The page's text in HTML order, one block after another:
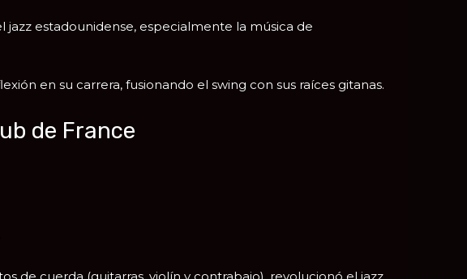
estadounidense, especialmente la música de
en su carrera, fusionando el swing con sus raíces gitanas.
de France